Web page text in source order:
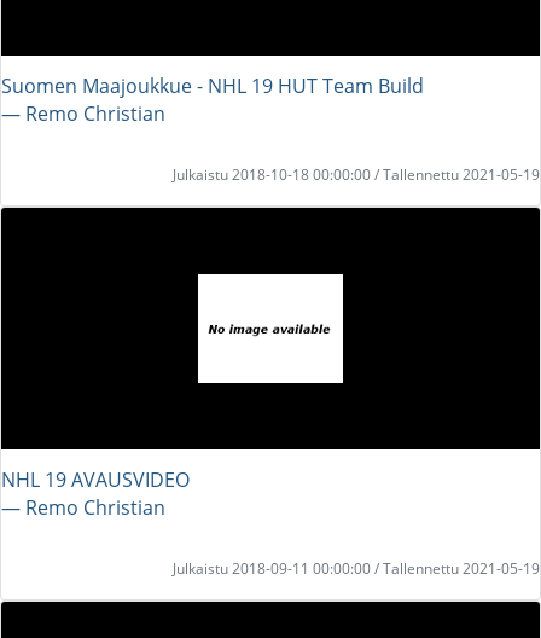
Suomen Maajoukkue - NHL 19 HUT Team Build
― Remo Christian
Julkaistu 2018-10-18 00:00:00 / Tallennettu 2021-05-19
NHL 19 AVAUSVIDEO
― Remo Christian
Julkaistu 2018-09-11 00:00:00 / Tallennettu 2021-05-19